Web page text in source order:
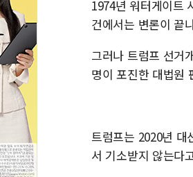
1974년 워터게이트
건에서는 변론이 끝
그러나 트럼프 선거
명이 포진한 대법원
트럼프는 2020년 대
서 기소받지 않는다